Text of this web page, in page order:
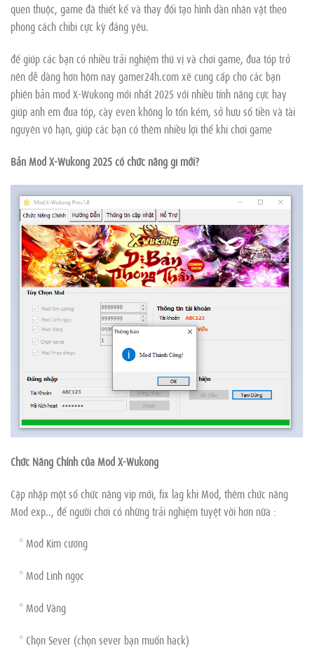
quen thuộc, game đã thiết kế và thay đổi tạo hình dàn nhân vật theo
phong cách chibi cực kỳ đáng yêu.
để giúp các bạn có nhiều trải nghiệm thú vị và chơi game, đua tóp trở
nên dễ dàng hơn hôm nay gamer24h.com xẽ cung cấp cho các bạn
phiên bản mod X-Wukong mới nhất 2025 với nhiều tính năng cực hay
giúp anh em đua tóp, cày even không lo tốn kém, sở hưu số tiền và tài
nguyên vô hạn, giúp các bạn có thêm nhiều lợi thế khi chơi game
Bản Mod X-Wukong 2025 có chức năng gì mới?
Chức Năng Chính của Mod X-Wukong
Cập nhập một số chức năng vip mới, fix lag khi Mod, thêm chức năng
Mod exp.., để người chơi có những trải nghiệm tuyệt vời hơn nữa :
* Mod Kim cương
* Mod Linh ngọc
* Mod Vàng
* Chọn Sever (chọn sever bạn muốn hack)